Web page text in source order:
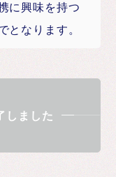
に興味を持つ
となります。
しました